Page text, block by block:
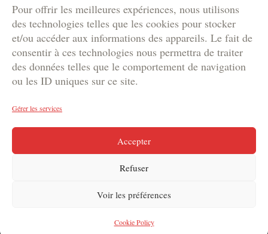
Pour offrir les meilleures expériences, nous utilisons
des technologies telles que les cookies pour stocker
et/ou accéder aux informations des appareils. Le fait de
consentir à ces technologies nous permettra de traiter
des données telles que le comportement de navigation
ou les ID uniques sur ce site.
Gérer les services
Accepter
Refuser
Voir les préférences
Cookie Policy
Brochure Team Building
Brochure Outdoor
Brochure Agence
Brochure Kids
Copyright © 2024 DYNAM | Votre agence de marketing
événementiel en Suisse